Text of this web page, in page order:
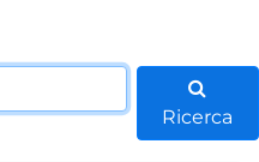
Ricerca